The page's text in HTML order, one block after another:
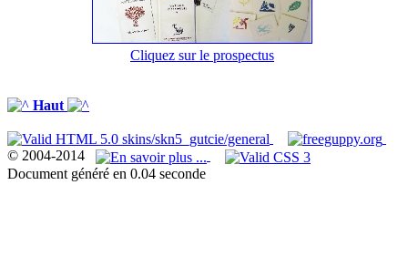
Cliquez sur le prospectus
Haut
© 2004-2014
Document généré en 0.04 seconde